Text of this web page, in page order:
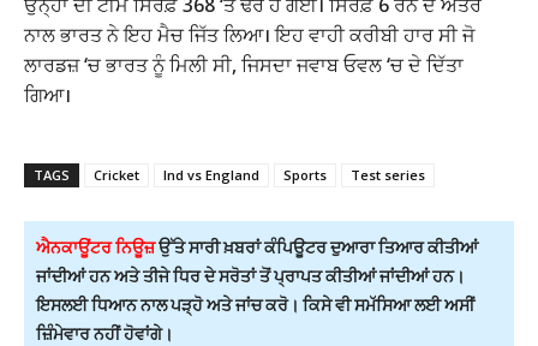
ਨਾਲ ਭਾਰਤ ਨੇ ਇਹ ਮੈਚ ਜਿੱਤ ਲਿਆ। ਇਹ ਵਾਹੀ ਕਰੀਬੀ ਹਾਰ ਸੀ ਜੋ
ਲਾਰਡਜ਼ ‘ਚ ਭਾਰਤ ਨੂੰ ਮਿਲੀ ਸੀ, ਜਿਸਦਾ ਜਵਾਬ ਓਵਲ ‘ਚ ਦੇ ਦਿੱਤਾ
ਗਿਆ।
TAGS Cricket Ind vs England Sports Test series
ਐਨਕਾਊਂਟਰ ਨਿਊਜ਼ਉੱਤੇ ਸਾਰੀ ਖ਼ਬਰਾਂ ਕੰਪਿਊਟਰ ਦੁਆਰਾ ਤਿਆਰ ਕੀਤੀਆਂ
ਜਾਂਦੀਆਂ ਹਨ ਅਤੇ ਤੀਜੇ ਧਿਰ ਦੇ ਸਰੋਤਾਂ ਤੋਂ ਪ੍ਰਾਪਤ ਕੀਤੀਆਂ ਜਾਂਦੀਆਂ ਹਨ।
ਇਸਲਈ ਧਿਆਨ ਨਾਲ ਪੜ੍ਹੋ ਅਤੇ ਜਾਂਚ ਕਰੋ। ਕਿਸੇ ਵੀ ਸਮੱਸਿਆ ਲਈ ਅਸੀਂ
ਜ਼ਿੰਮੇਵਾਰ ਨਹੀਂ ਹੋਵਾਂਗੇ।